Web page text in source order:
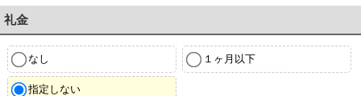
礼金
なし １ヶ月以下
指定しない